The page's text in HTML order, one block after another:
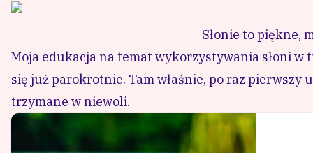
Słonie to piękne,
Moja edukacja na temat wykorzystywania słoni w
się już parokrotnie. Tam właśnie, po raz pierwszy
trzymane w niewoli.